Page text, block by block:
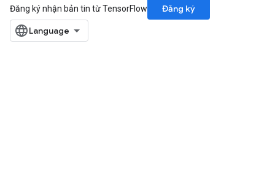
Đăng ký nhận bản tin từ TensorFlow
Đăng ký